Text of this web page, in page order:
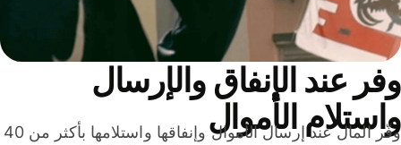
عند الإنفاق والإرسال
الأموال
وفّر المال عند إرسال الأموال وإنفاقها واستلامها بأكثر من 40